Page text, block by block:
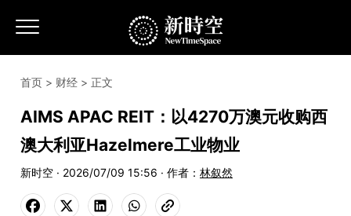
首页 > 财经 > 正文
AIMS APAC REIT：以4270万澳元收购西
澳大利亚Hazelmere工业物业
新时空 · 2026/07/09 15:56 · 作者： 林叙然